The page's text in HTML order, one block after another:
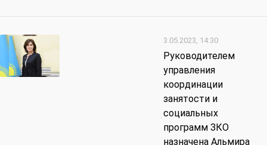
3.05.2023, 14:30
Руководителем
управления
координации
занятости и
социальных
программ ЗКО
назначена Альмира